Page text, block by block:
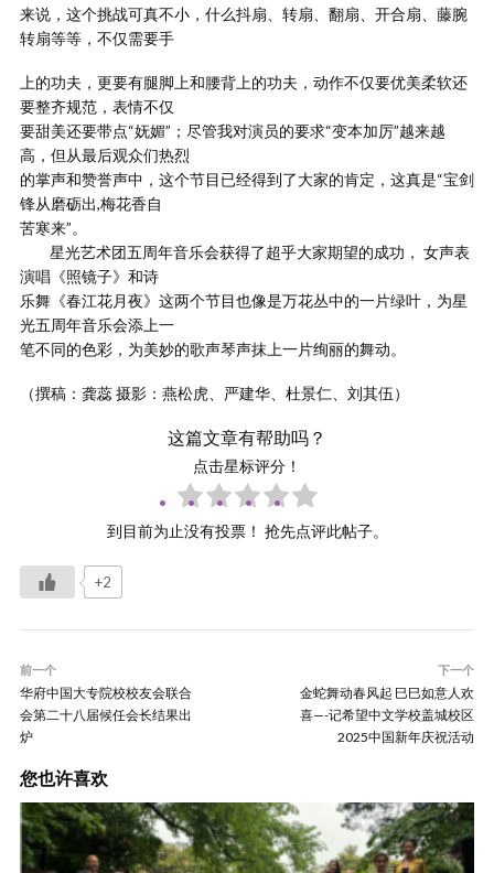
来说，这个挑战可真不小，什么抖扇、转扇、翻扇、开合扇、藤腕
转扇等等，不仅需要手
上的功夫，更要有腿脚上和腰背上的功夫，动作不仅要优美柔软还
要整齐规范，表情不仅
要甜美还要带点“妩媚”；尽管我对演员的要求“变本加厉”越来越
高，但从最后观众们热烈
的掌声和赞誉声中，这个节目已经得到了大家的肯定，这真是“宝剑
锋从磨砺出,梅花香自
苦寒来”。
星光艺术团五周年音乐会获得了超乎大家期望的成功， 女声表
演唱《照镜子》和诗
乐舞《春江花月夜》这两个节目也像是万花丛中的一片绿叶，为星
光五周年音乐会添上一
笔不同的色彩，为美妙的歌声琴声抹上一片绚丽的舞动。
（撰稿：龚蕊 摄影：燕松虎、严建华、杜景仁、刘其伍）
这篇文章有帮助吗？
点击星标评分！
到目前为止没有投票！ 抢先点评此帖子。
+2
前一个
华府中国大专院校校友会联合
会第二十八届候任会长结果出
炉
下一个
金蛇舞动春风起 巳巳如意人欢
喜—-记希望中文学校盖城校区
2025中国新年庆祝活动
您也许喜欢